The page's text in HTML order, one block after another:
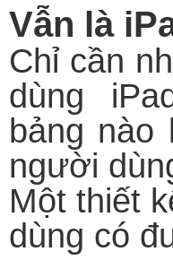
Vẫn là
Chỉ cần
dùng
bảng nào
người
Một thiết
dùng có